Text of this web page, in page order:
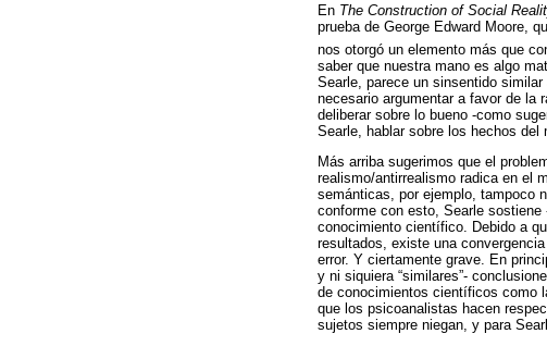
En The Construction of Social
prueba de George Edward Moore,
nos otorgó un elemento más que
saber que nuestra mano es algo
Searle, parece un sinsentido
necesario argumentar a favor de la
deliberar sobre lo bueno -como
Searle, hablar sobre los hechos del
Más arriba sugerimos que el
realismo/antirrealismo radica en el
semánticas, por ejemplo, tampoco
conforme con esto, Searle sostiene
conocimiento científico. Debido a
resultados, existe una
error. Y ciertamente grave. En
y ni siquiera “similares”-
de conocimientos científicos como
que los psicoanalistas hacen
sujetos siempre niegan, y para